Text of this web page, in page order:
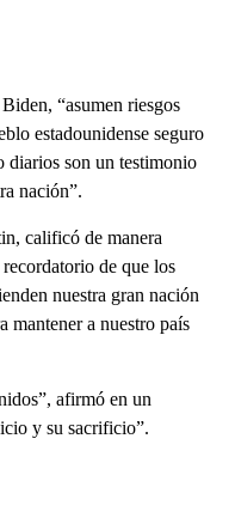
“asumen riesgos
estadounidense seguro
diarios son un testimonio
nación”.
calificó de manera
de que los
nuestra gran nación
mantener a nuestro país
afirmó en un
y su sacrificio”.